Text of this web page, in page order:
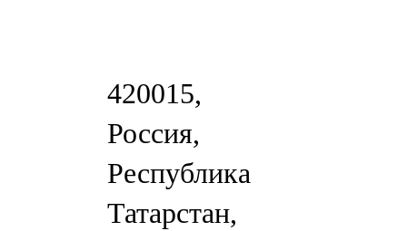
420015,
Россия,
Республика
Татарстан,